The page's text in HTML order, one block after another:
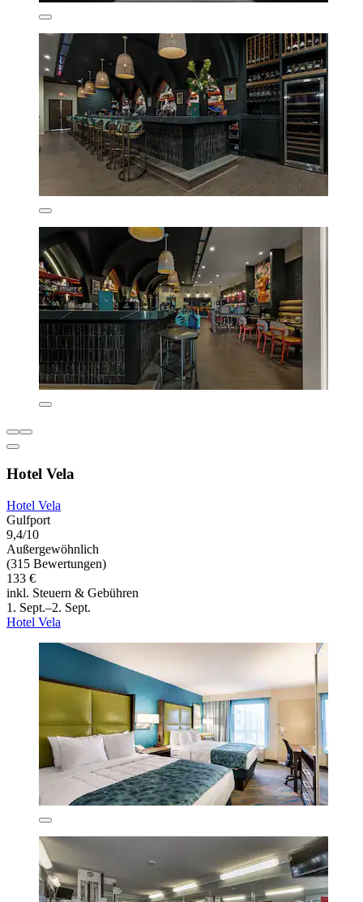
Hotel Vela
Hotel Vela
Gulfport
9,4/10
Außergewöhnlich
(315 Bewertungen)
133 €
inkl. Steuern & Gebühren
1. Sept.–2. Sept.
Hotel Vela